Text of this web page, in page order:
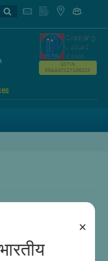
×
GSTIN
05AAATC2716R2ZK